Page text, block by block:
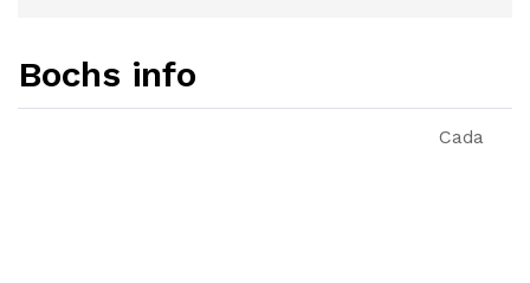
Bochs info
Cada